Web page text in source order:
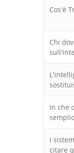
Cos'è
Chi
In che
I
citare